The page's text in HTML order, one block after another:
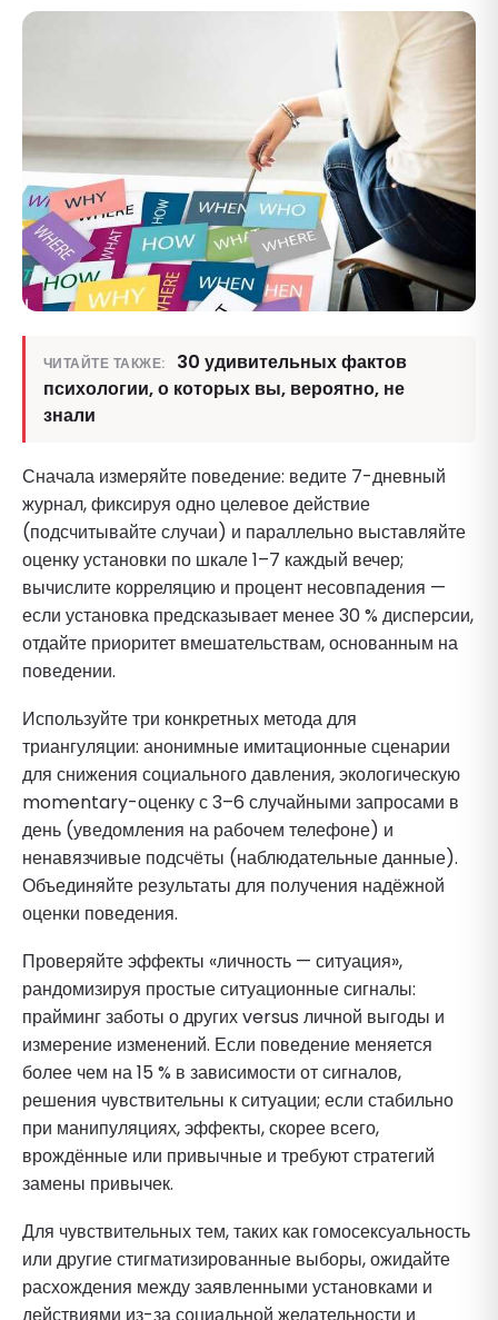
ЧИТАЙТЕ ТАКЖЕ:
30 удивительных фактов
психологии, о которых вы, вероятно, не
знали
Сначала измеряйте поведение: ведите 7-дневный
журнал, фиксируя одно целевое действие
(подсчитывайте случаи) и параллельно выставляйте
оценку установки по шкале 1–7 каждый вечер;
вычислите корреляцию и процент несовпадения —
если установка предсказывает менее 30 % дисперсии,
отдайте приоритет вмешательствам, основанным на
поведении.
Используйте три конкретных метода для
триангуляции: анонимные имитационные сценарии
для снижения социального давления, экологическую
momentary-оценку с 3–6 случайными запросами в
день (уведомления на рабочем телефоне) и
ненавязчивые подсчёты (наблюдательные данные).
Объединяйте результаты для получения надёжной
оценки поведения.
Проверяйте эффекты «личность — ситуация»,
рандомизируя простые ситуационные сигналы:
прайминг заботы о других versus личной выгоды и
измерение изменений. Если поведение меняется
более чем на 15 % в зависимости от сигналов,
решения чувствительны к ситуации; если стабильно
при манипуляциях, эффекты, скорее всего,
врождённые или привычные и требуют стратегий
замены привычек.
Для чувствительных тем, таких как гомосексуальность
или другие стигматизированные выборы, ожидайте
расхождения между заявленными установками и
действиями из-за социальной желательности и